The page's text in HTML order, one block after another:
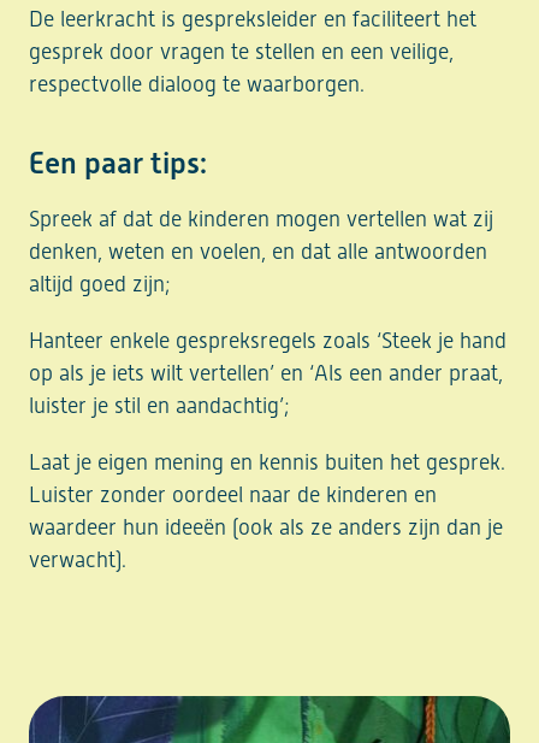
De leerkracht is gespreksleider en faciliteert het
gesprek door vragen te stellen en een veilige,
respectvolle dialoog te waarborgen.
Een paar tips:
Spreek af dat de kinderen mogen vertellen wat zij
denken, weten en voelen, en dat alle antwoorden
altijd goed zijn;
Hanteer enkele gespreksregels zoals ‘Steek je hand
op als je iets wilt vertellen’ en ‘Als een ander praat,
luister je stil en aandachtig’;
Laat je eigen mening en kennis buiten het gesprek.
Luister zonder oordeel naar de kinderen en
waardeer hun ideeën (ook als ze anders zijn dan je
verwacht).